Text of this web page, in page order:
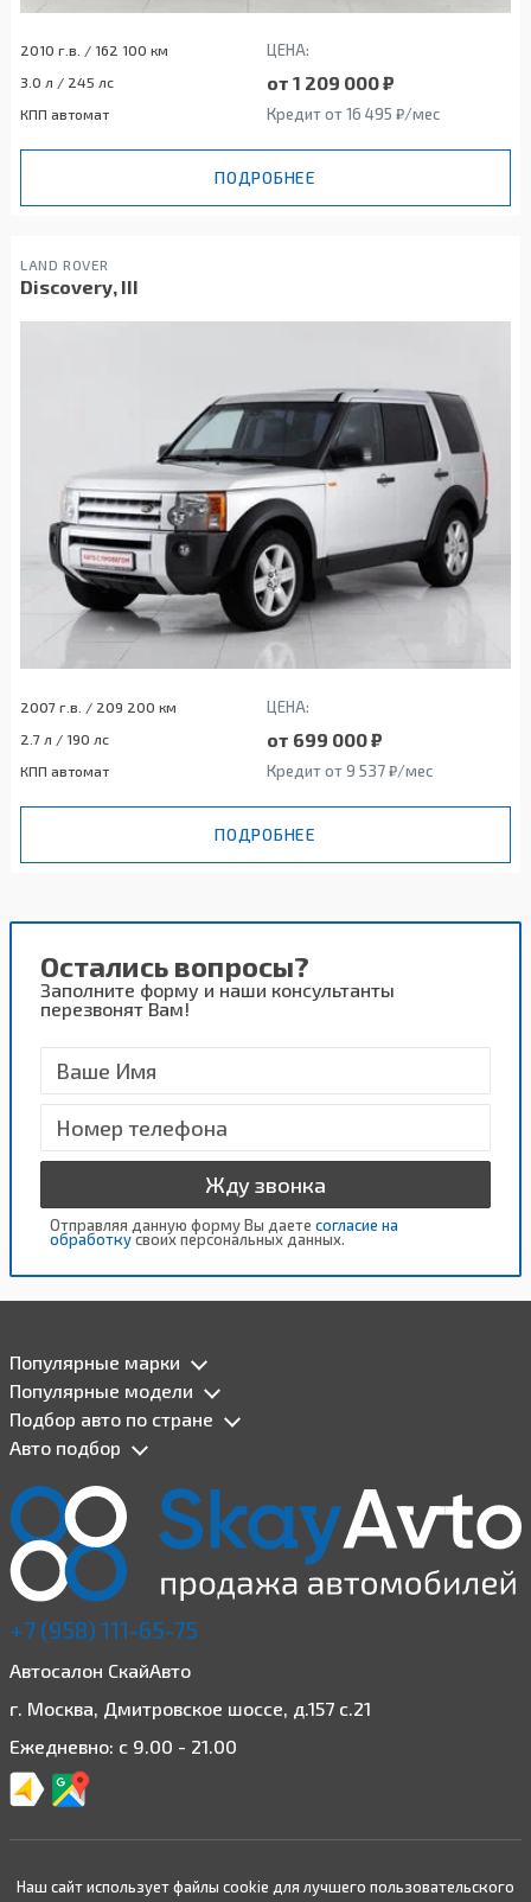
2010 г.в. / 162 100 км ЦЕНА:
3.0 л / 245 лс от 1 209 000 ₽
КПП автомат Кредит от 16 495 ₽/мес
ПОДРОБНЕЕ
LAND ROVER
Discovery, III
2007 г.в. / 209 200 км ЦЕНА:
2.7 л / 190 лс от 699 000 ₽
КПП автомат Кредит от 9 537 ₽/мес
ПОДРОБНЕЕ
Остались вопросы?
Заполните форму и наши консультанты
перезвонят Вам!
Жду звонка
Отправляя данную форму Вы даете согласие на
обработкусвоих персональных данных.
Популярные марки
Популярные модели
Подбор авто по стране
Авто подбор
+7 (958) 111-65-75
Автосалон СкайАвто
г. Москва, Дмитровское шоссе, д.157 с.21
Ежедневно: с 9.00 - 21.00
Наш сайт использует файлы cookie для лучшего пользовательского